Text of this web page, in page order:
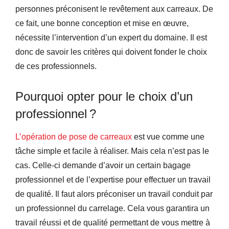
personnes préconisent le revêtement aux carreaux. De
ce fait, une bonne conception et mise en œuvre,
nécessite l’intervention d’un expert du domaine. Il est
donc de savoir les critères qui doivent fonder le choix
de ces professionnels.
Pourquoi opter pour le choix d’un
professionnel ?
L’opération de pose de carreaux est vue comme une
tâche simple et facile à réaliser. Mais cela n’est pas le
cas. Celle-ci demande d’avoir un certain bagage
professionnel et de l’expertise pour effectuer un travail
de qualité. Il faut alors préconiser un travail conduit par
un professionnel du carrelage. Cela vous garantira un
travail réussi et de qualité permettant de vous mettre à